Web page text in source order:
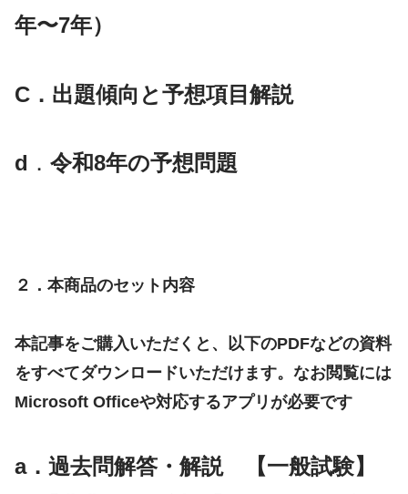
年〜7年）
C ． 出題傾向と予想項目 解説
d ． 令和8年の予想問題
２． 本商品のセット内容
本記事をご購入いただくと、以下のPDFなどの資料
をすべてダウンロードいただけます。なお閲覧には
Microsoft Officeや対応するアプリが必要です
a． 過去問解答・解説 【一般試験】